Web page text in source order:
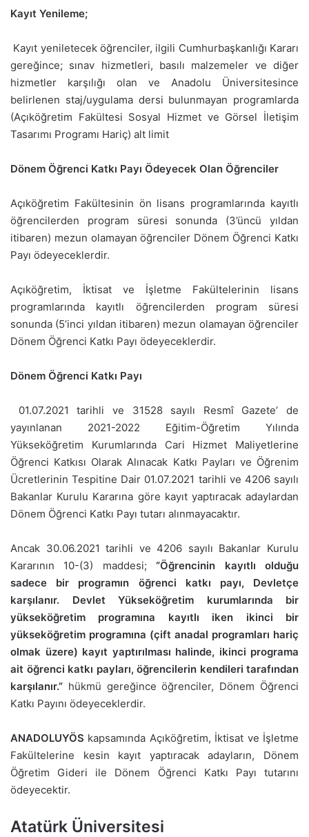
Kayıt Yenileme;
Kayıt yeniletecek öğrenciler, ilgili Cumhurbaşkanlığı Kararı
gereğince; sınav hizmetleri, basılı malzemeler ve diğer
hizmetler karşılığı olan ve Anadolu Üniversitesince
belirlenen staj/uygulama dersi bulunmayan programlarda
(Açıköğretim Fakültesi Sosyal Hizmet ve Görsel İletişim
Tasarımı Programı Hariç) alt limit
Dönem Öğrenci Katkı Payı Ödeyecek Olan Öğrenciler
Açıköğretim Fakültesinin ön lisans programlarında kayıtlı
öğrencilerden program süresi sonunda (3’üncü yıldan
itibaren) mezun olamayan öğrenciler Dönem Öğrenci Katkı
Payı ödeyeceklerdir.
Açıköğretim, İktisat ve İşletme Fakültelerinin lisans
programlarında kayıtlı öğrencilerden program süresi
sonunda (5’inci yıldan itibaren) mezun olamayan öğrenciler
Dönem Öğrenci Katkı Payı ödeyeceklerdir.
Dönem Öğrenci Katkı Payı
01.07.2021 tarihli ve 31528 sayılı Resmî Gazete’ de
yayınlanan 2021-2022 Eğitim-Öğretim Yılında
Yükseköğretim Kurumlarında Cari Hizmet Maliyetlerine
Öğrenci Katkısı Olarak Alınacak Katkı Payları ve Öğrenim
Ücretlerinin Tespitine Dair 01.07.2021 tarihli ve 4206 sayılı
Bakanlar Kurulu Kararına göre kayıt yaptıracak adaylardan
Dönem Öğrenci Katkı Payı tutarı alınmayacaktır.
Ancak 30.06.2021 tarihli ve 4206 sayılı Bakanlar Kurulu
Kararının 10-(3) maddesi;“Öğrencinin kayıtlı olduğu
sadece bir programın öğrenci katkı payı, Devletçe
karşılanır. Devlet Yükseköğretim kurumlarında bir
yükseköğretim programına kayıtlı iken ikinci bir
yükseköğretim programına (çift anadal programları hariç
olmak üzere) kayıt yaptırılması halinde, ikinci programa
ait öğrenci katkı payları, öğrencilerin kendileri tarafından
karşılanır.” hükmü gereğince öğrenciler, Dönem Öğrenci
Katkı Payını ödeyeceklerdir.
ANADOLUYÖS kapsamında Açıköğretim, İktisat ve İşletme
Fakültelerine kesin kayıt yaptıracak adayların, Dönem
Öğretim Gideri ile Dönem Öğrenci Katkı Payı tutarını
ödeyecektir.
Atatürk Üniversitesi